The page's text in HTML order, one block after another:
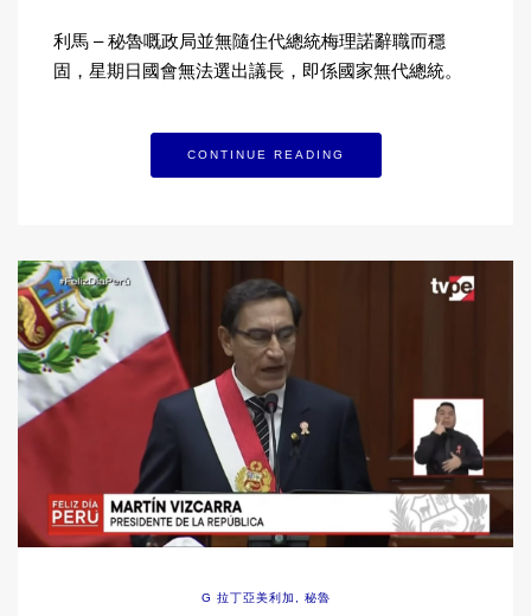
利馬 – 秘魯嘅政局並無隨住代總統梅理諾辭職而穩
固，星期日國會無法選出議長，即係國家無代總統。
CONTINUE READING
G 拉丁亞美利加 , 秘魯